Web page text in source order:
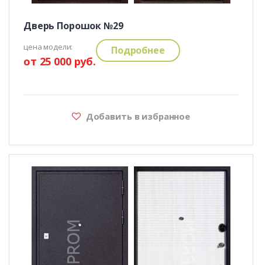
Дверь Порошок №29
цена модели:
от 25 000 руб.
Подробнее
Добавить в избранное